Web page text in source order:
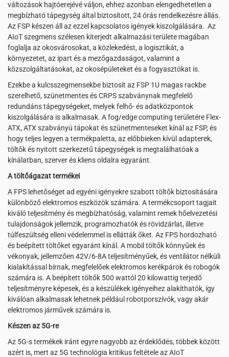
változások hajtóerejévé váljon, ehhez azonban elengedhetetlen a
megbízható tápegység által biztosított, 24 órás rendelkezésre állás.
Az FSP készen áll az ezzel kapcsolatos igények kiszolgálására. Az
AIoT szegmens szélesen kiterjedt alkalmazási területe magában
foglalja az okosvárosokat, a közlekedést, a logisztikát, a
környezetet, az ipart és a mezőgazdaságot, valamint a
közszolgáltatásokat, az okosépületeket és a fogyasztókat is.
Ezekbe a kulcsszegmensekbe biztosít az FSP 1U magas rackbe
szerelhető, szünetmentes és CRPS szabványnak megfelelő
redundáns tápegységeket, melyek felhő- és adatközpontok
kiszolgálására is alkalmasak. A fog/edge computing területére Flex-
ATX, ATX szabványú tápokat és szünetmenteseket kínál az FSP, és
hogy teljes legyen a termékpaletta, az előbbieken kívül adapterek,
töltők és nyitott szerkezetű tápegységek is megtalálhatóak a
kínálatban, szerver és kliens oldalra egyaránt.
A töltőágazat termékei
A FPS lehetőséget ad egyéni igényekre szabott töltők biztosítására
különböző elektromos eszközök számára. A termékcsoport tagjait
kiváló teljesítmény és megbízhatóság, valamint remek hőelvezetési
tulajdonságok jellemzik, programozhatók és rövidzárlat, illetve
túlfeszültség elleni védelemmel is ellátták őket. Az FPS hordozható
és beépített töltőket egyaránt kínál. A mobil töltők könnyűek és
vékonyak, jellemzően 42V/6-8A teljesítményűek, és ventilátor nélküli
kialakítással bírnak, megfelelőek elektromos kerékpárok és robogók
számára is. A beépített töltők 500 wattól 20 kilowattig terjedő
teljesítményre képesek, és a készülékek igényeihez alakíthatók, így
kiválóan alkalmasak lehetnek például robotporszívók, vagy akár
elektromos járművek számára is.
Készen az 5G-re
Az 5G-s termékek iránt egyre nagyobb az érdeklődés, többek között
azért is, mert az 5G technológia kritikus feltétele az AIoT